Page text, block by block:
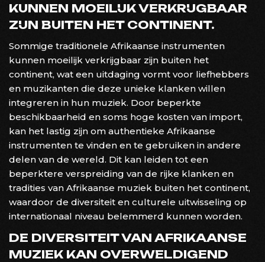
KUNNEN MOEILIJK VERKRIJGBAAR
ZIJN BUITEN HET CONTINENT.
Sommige traditionele Afrikaanse instrumenten
kunnen moeilijk verkrijgbaar zijn buiten het
continent, wat een uitdaging vormt voor liefhebbers
en muzikanten die deze unieke klanken willen
integreren in hun muziek. Door beperkte
beschikbaarheid en soms hoge kosten van import,
kan het lastig zijn om authentieke Afrikaanse
instrumenten te vinden en te gebruiken in andere
delen van de wereld. Dit kan leiden tot een
beperktere verspreiding van de rijke klanken en
tradities van Afrikaanse muziek buiten het continent,
waardoor de diversiteit en culturele uitwisseling op
internationaal niveau belemmerd kunnen worden.
DE DIVERSITEIT VAN AFRIKAANSE
MUZIEK KAN OVERWELDIGEND